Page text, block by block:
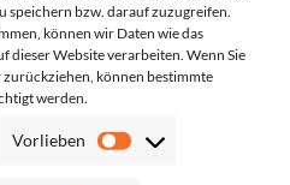
speichern bzw. darauf zuzugreifen.
können wir Daten wie das
dieser Website verarbeiten. Wenn Sie
können bestimmte
werden.
Vorlieben
Vorlieben